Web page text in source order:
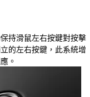
持滑鼠左右按鍵對按擊
的左右按鍵，此系統增
。